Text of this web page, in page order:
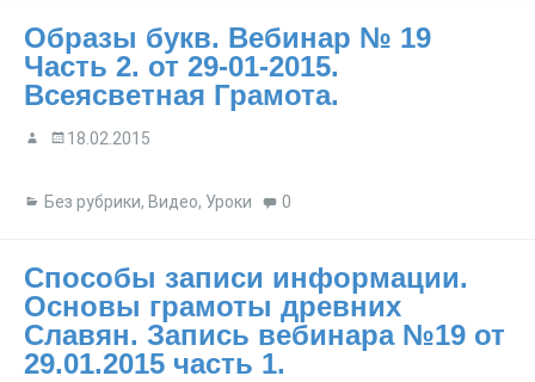
Образы букв. Вебинар № 19
Часть 2. от 29-01-2015.
Всеясветная Грамота.
18.02.2015
Без рубрики, Видео, Уроки 0
Способы записи информации.
Основы грамоты древних
Славян. Запись вебинара №19 от
29.01.2015 часть 1.